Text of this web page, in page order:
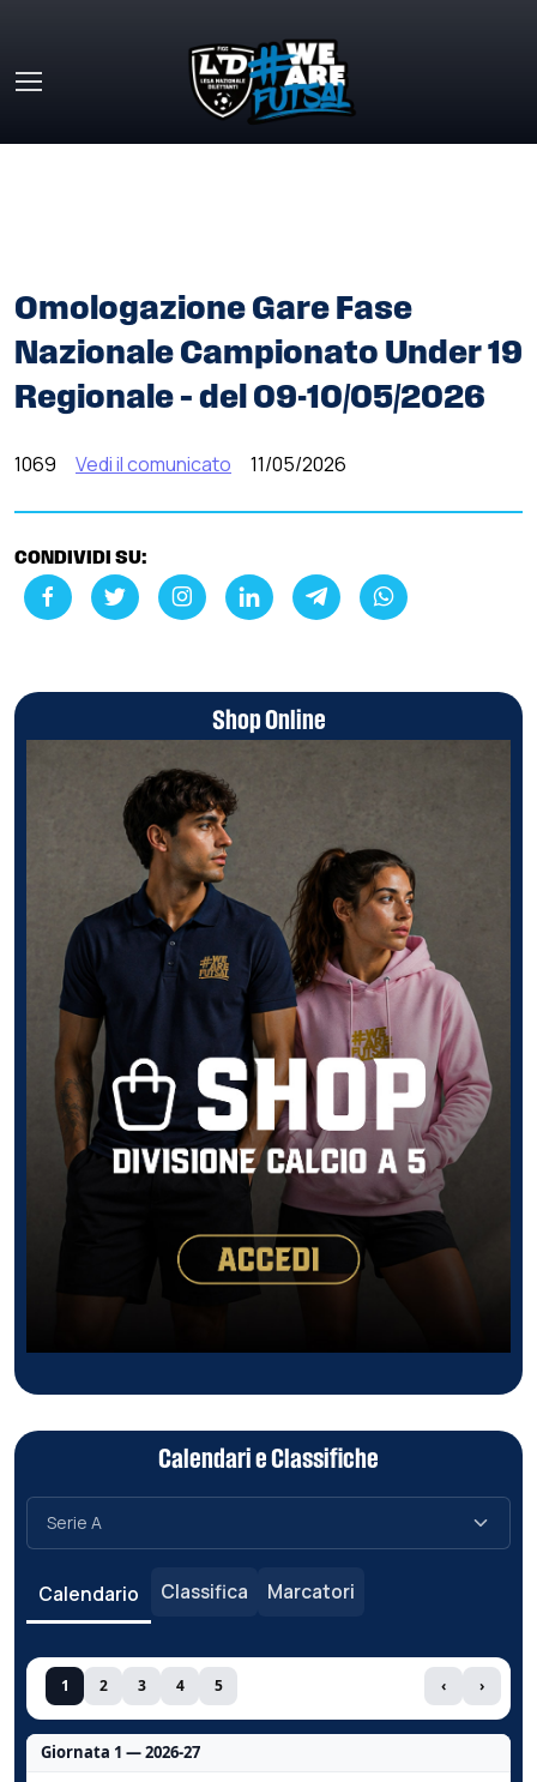
Omologazione Gare Fase
Nazionale Campionato Under 19
Regionale – del 09-10/05/2026
1069 Vedi il comunicato 11/05/2026
CONDIVIDI SU:
Shop Online
Calendari e Classifiche
Calendario Classifica Marcatori
1 2 3 4 5 ‹ ›
Giornata 1 — 2026-27